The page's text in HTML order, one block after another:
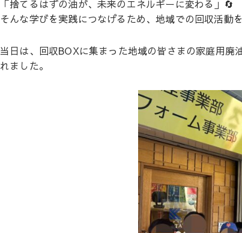
「捨てるはずの油が、未来のエネルギーに変わる」🔄
そんな学びを実践につなげるため、地域での回収活動
当日は、回収BOXに集まった地域の皆さまの家庭用
れました。